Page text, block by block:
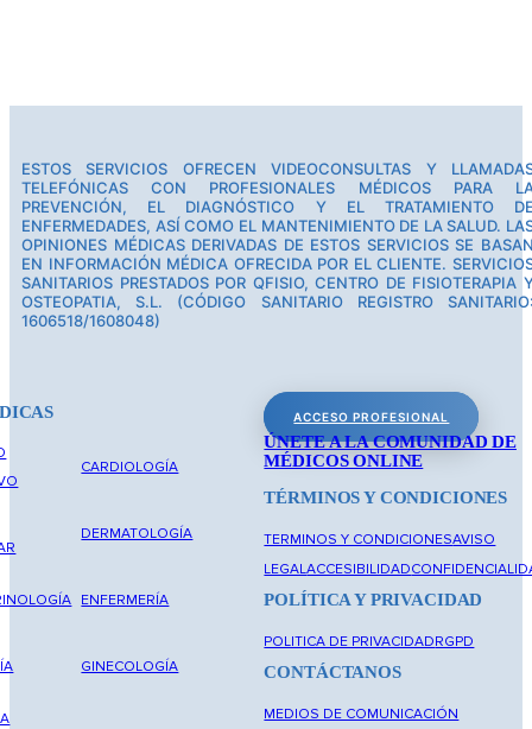
ESTOS SERVICIOS OFRECEN VIDEOCONSULTAS Y
TELEFÓNICAS CON PROFESIONALES MÉDICOS PARA
PREVENCIÓN, EL DIAGNÓSTICO Y EL TRATAMIENTO
ENFERMEDADES, ASÍ COMO EL MANTENIMIENTO DE LA SALUD.
OPINIONES MÉDICAS DERIVADAS DE ESTOS SERVICIOS SE
EN INFORMACIÓN MÉDICA OFRECIDA POR EL CLIENTE.
SANITARIOS PRESTADOS POR QFISIO, CENTRO DE FISIOTERAPIA
OSTEOPATIA, S.L. (CÓDIGO SANITARIO REGISTRO
1606518/1608048)
CARDIOLOGÍA
DERMATOLOGÍA
ENFERMERÍA
GINECOLOGÍA
ACCESO PROFESIONAL
ÚNETE A LA COMUNIDAD DE
MÉDICOS ONLINE
TÉRMINOS Y CONDICIONES
TERMINOS Y CONDICIONESAVISO
LEGALACCESIBILIDAD
POLÍTICA Y PRIVACIDAD
POLITICA DE PRIVACIDADRGPD
CONTÁCTANOS
MEDIOS DE COMUNICACIÓN